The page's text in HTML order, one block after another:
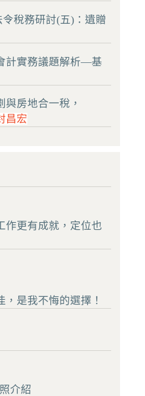
稅務研討(五)：遺贈
計實務議題解析—基
與房地合一稅，
昌宏
作更有成就，定位也
是我不悔的選擇！
介紹